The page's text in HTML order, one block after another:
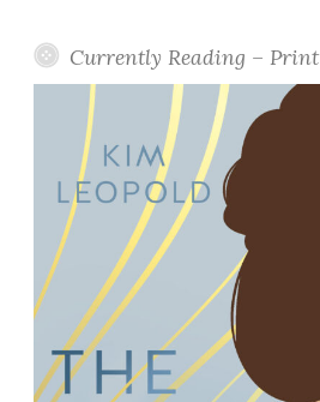
Currently Reading – Print